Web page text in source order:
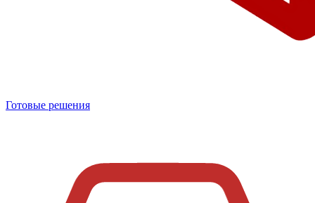
Готовые решения